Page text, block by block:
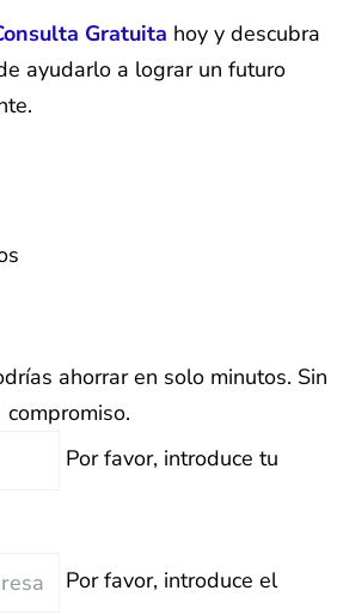
Gratuita hoy y descubra
ayudarlo a lograr un futuro
ahorrar en solo minutos. Sin
compromiso.
Por favor, introduce tu
Por favor, introduce el